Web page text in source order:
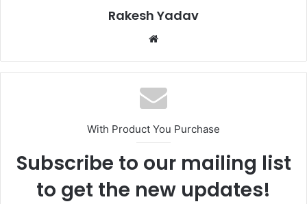
Rakesh Yadav
b
s
i
e
With Product You Purchase
Subscribe to our mailing list
to get the new updates!